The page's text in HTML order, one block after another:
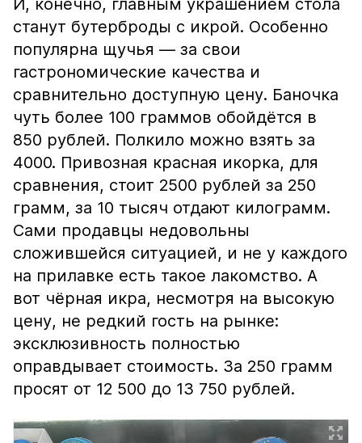
И, конечно, главным украшением стола
станут бутерброды с икрой. Особенно
популярна щучья — за свои
гастрономические качества и
сравнительно доступную цену. Баночка
чуть более 100 граммов обойдётся в
850 рублей. Полкило можно взять за
4000. Привозная красная икорка, для
сравнения, стоит 2500 рублей за 250
грамм, за 10 тысяч отдают килограмм.
Сами продавцы недовольны
сложившейся ситуацией, и не у каждого
на прилавке есть такое лакомство. А
вот чёрная икра, несмотря на высокую
цену, не редкий гость на рынке:
эксклюзивность полностью
оправдывает стоимость. За 250 грамм
просят от 12 500 до 13 750 рублей.